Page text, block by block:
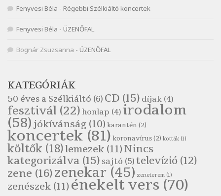
Szélkiáltó
Népköltés: Most érkeztünk
Szélkiáltó
Népköltés: Reggeli köszöntő
Pákolitz István: Altató
Szélkiáltó
Pákolitz István: Bakarasz
Szélkiáltó
Pákolitz István: Csiga-biga
Szélkiáltó
Pákolitz István: Kiolvasó
Szélkiáltó
Páskándi Géza: Madárijesztő
Szélkiáltó
Fenyvesi Béla - Régebbi Szélkiáltó koncertek
Fenyvesi Béla - ÜZENŐFAL
Bognár Zsuzsanna - ÜZENŐFAL
KATEGÓRIÁK
50 éves a Szélkiáltó (6) CD (15) díjak (4)
fesztivál (22) honlap (4) irodalom
(58)jókívánság (10) karantén (2)
koncertek (81) koronavírus(2) kották (1)
költők (18)lemezek (11)Nincs
kategorizálva (15) sajtó (5)televízió (12)
zene (16)zenekar (45) zeneterem (1)
zenészek (11) énekelt vers (70)